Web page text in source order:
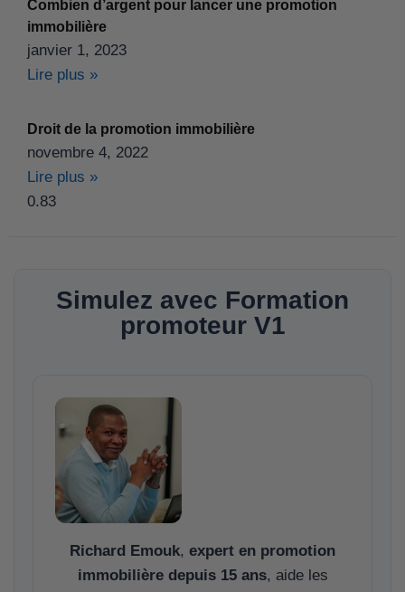
Combien d’argent pour lancer une promotion
immobilière
janvier 1, 2023
Lire plus »
Droit de la promotion immobilière
novembre 4, 2022
Lire plus »
Simulez avec Formation
promoteur V1
Richard Emouk, expert en promotion
immobilière depuis 15 ans, aide les